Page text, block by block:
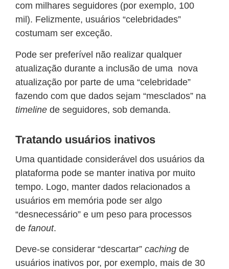
com milhares seguidores (por exemplo, 100
mil). Felizmente, usuários “celebridades”
costumam ser exceção.
Pode ser preferível não realizar qualquer
atualização durante a inclusão de uma nova
atualização por parte de uma “celebridade”
fazendo com que dados sejam “mesclados” na
timeline de seguidores, sob demanda.
Tratando usuários inativos
Uma quantidade considerável dos usuários da
plataforma pode se manter inativa por muito
tempo. Logo, manter dados relacionados a
usuários em memória pode ser algo
“desnecessário” e um peso para processos
de fanout.
Deve-se considerar “descartar” caching de
usuários inativos por, por exemplo, mais de 30